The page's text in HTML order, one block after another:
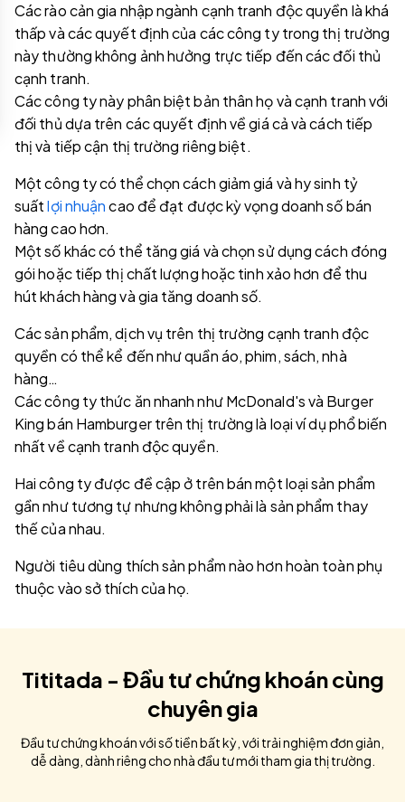
Các rào cản gia nhập ngành cạnh tranh độc quyền là khá
thấp và các quyết định của các công ty trong thị trường
này thường không ảnh hưởng trực tiếp đến các đối thủ
cạnh tranh.
Các công ty này phân biệt bản thân họ và cạnh tranh với
đối thủ dựa trên các quyết định về giá cả và cách tiếp
thị và tiếp cận thị trường riêng biệt.
Một công ty có thể chọn cách giảm giá và hy sinh tỷ
suấtlợi nhuậncao để đạt được kỳ vọng doanh số bán
hàng cao hơn.
Một số khác có thể tăng giá và chọn sử dụng cách đóng
gói hoặc tiếp thị chất lượng hoặc tinh xảo hơn để thu
hút khách hàng và gia tăng doanh số.
Các sản phẩm, dịch vụ trên thị trường cạnh tranh độc
quyền có thể kể đến như quần áo, phim, sách, nhà
hàng…
Các công ty thức ăn nhanh như McDonald's và Burger
King bán Hamburger trên thị trường là loại ví dụ phổ biến
nhất về cạnh tranh độc quyền.
Hai công ty được đề cập ở trên bán một loại sản phẩm
gần như tương tự nhưng không phải là sản phẩm thay
thế của nhau.
Người tiêu dùng thích sản phẩm nào hơn hoàn toàn phụ
thuộc vào sở thích của họ.
Tititada - Đầu tư chứng khoán cùng
chuyên gia
Đầu tư chứng khoán với số tiền bất kỳ, với trải nghiệm đơn giản,
dễ dàng, dành riêng cho nhà đầu tư mới tham gia thị trường.